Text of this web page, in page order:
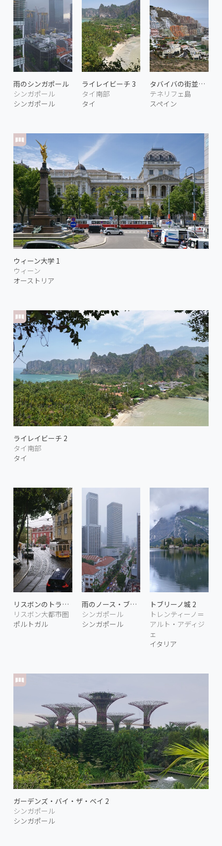
雨のシンガポール
シンガポール
シンガポール
ライレイビーチ 3
タイ南部
タイ
ウィーン大学 1
ウィーン
オーストリア
ライレイビーチ 2
タイ南部
タイ
タバイバの街並み 2
テネリフェ島
スペイン
リスボンのトラム 1
リスボン大都市圏
ポルトガル
ガーデンズ・バイ・ザ・ベイ 2
シンガポール
シンガポール
雨のノース・ブリッジ・ロード
シンガポール
シンガポール
トブリーノ城 2
トレンティーノ＝
アルト・アディジ
ェ
イタリア